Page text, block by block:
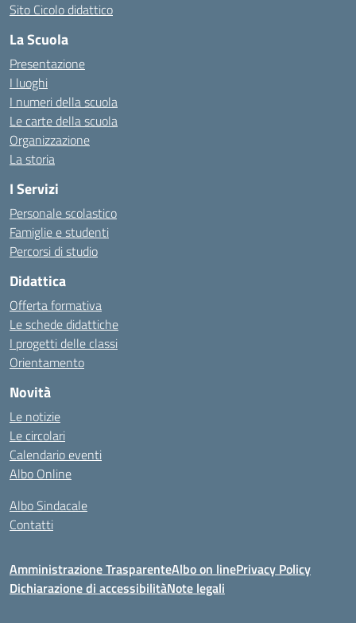
Sito Cicolo didattico
La Scuola
Presentazione
I luoghi
I numeri della scuola
Le carte della scuola
Organizzazione
La storia
I Servizi
Personale scolastico
Famiglie e studenti
Percorsi di studio
Didattica
Offerta formativa
Le schede didattiche
I progetti delle classi
Orientamento
Novità
Le notizie
Le circolari
Calendario eventi
Albo Online
Albo Sindacale
Contatti
Amministrazione TrasparenteAlbo on linePrivacy Policy
Dichiarazione di accessibilitàNote legali